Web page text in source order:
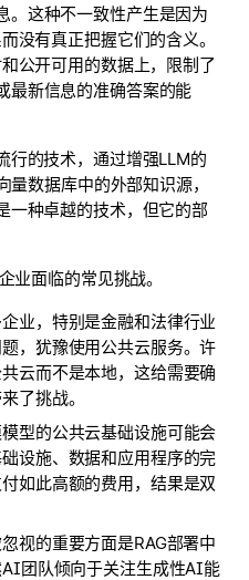
。这种不一致性产生是因为
没有真正把握它们的含义。
公开可用的数据上，限制了
最新信息的准确答案的能
行的技术，通过增强LLM的
数据库中的外部知识源，
一种卓越的技术，但它的部
业面临的常见挑战。
业，特别是金融和法律行业
，犹豫使用公共云服务。许
云而不是本地，这给需要确
了挑战。
型的公共云基础设施可能会
设施、数据和应用程序的完
如此高额的费用，结果是双
视的重要方面是RAG部署中
团队倾向于关注生成性AI能